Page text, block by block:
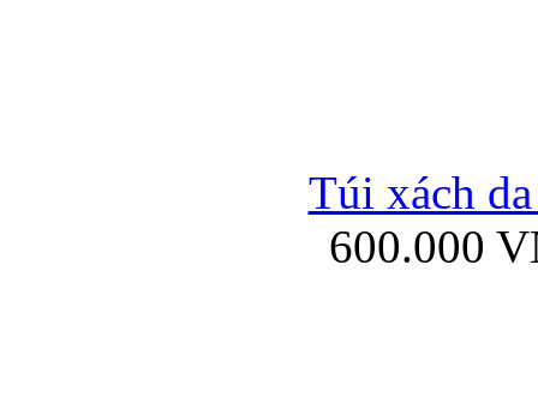
Ốp lưng Samsung
Túi xách
600.000